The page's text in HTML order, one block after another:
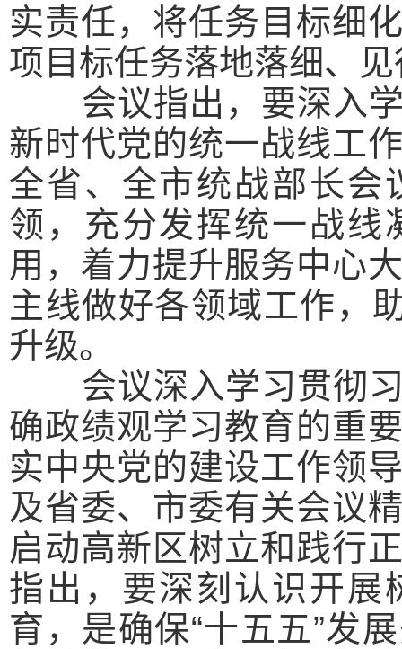
实责任，将任务目标细
项目标任务落地落细、
会议指出， 要深入
新时代党的统一战线工
全省、全市统战部长会
领，充分发挥统一战线
用，着力提升服务中心
主线做好各领域工作，
升级。
会议深入学习贯彻习
确政绩观学习教育的重
实中央党的建设工作领
及省委、市委有关会议
启动高新区树立和践行
指出，要深刻认识开展
育，是确保“十五五”发